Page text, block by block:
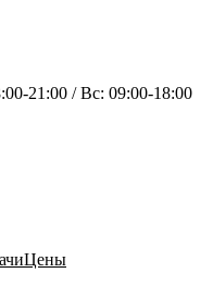
21:00 / Вс: 09:00-18:00
Цены